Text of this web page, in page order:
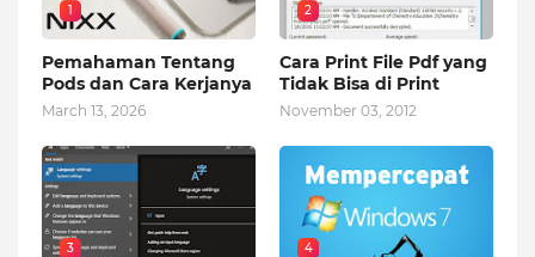
1
Pemahaman Tentang
Pods dan Cara Kerjanya
March 13, 2026
2
Cara Print File Pdf yang
Tidak Bisa di Print
November 03, 2012
3 4